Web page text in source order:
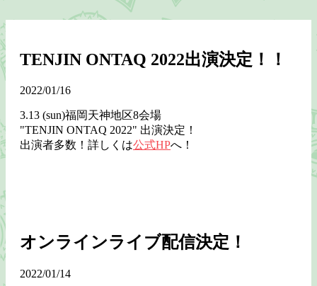
TENJIN ONTAQ 2022出演決定！！
2022/01/16
3.13 (sun)福岡天神地区8会場
"TENJIN ONTAQ 2022" 出演決定！
出演者多数！詳しくは公式HPへ！
オンラインライブ配信決定！
2022/01/14